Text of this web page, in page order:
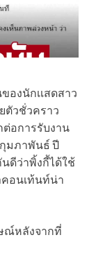
องนักเเสดสาว
ตัวชั่วคราว
ต่อการรับงาน
มภาพันธ์ ปี
ดีว่าพิ้งกี้ได้ใช้
คอนเท้นท์น่า
ณ์หลังจากที่